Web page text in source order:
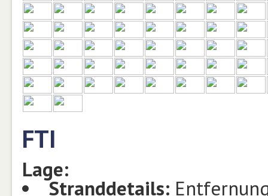
FTI
Lage:
Stranddetails: